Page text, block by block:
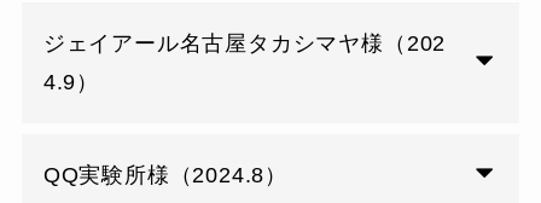
ジェイアール名古屋タカシマヤ様（202
4.9）
QQ実験所様（2024.8）